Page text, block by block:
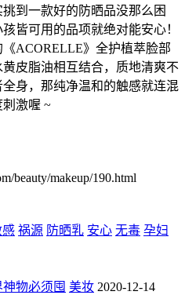
到一款好的防晒品没那么困
皆可用的品项就绝对能安心！
ACORELLE》全护植萃脸部
皮脂油相互结合，质地清爽不
身，那纯净温和的触感就连混
激喔 ~
beauty/makeup/190.html
感 祸源 防晒乳 安心 无毒 孕妇
物必须囤 美妆 2020-12-14